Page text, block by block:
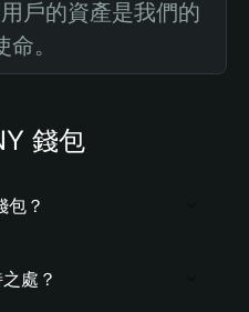
戶的資產是我們的
。
錢包
包？
處？